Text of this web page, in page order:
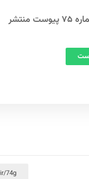
این مطلب در شماره ۷۵ پیوست منتشر
74g